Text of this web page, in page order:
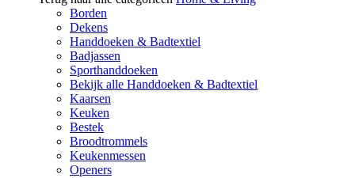
Borden
Dekens
Handdoeken & Badtextiel
Badjassen
Sporthanddoeken
Bekijk alle Handdoeken & Badtextiel
Kaarsen
Keuken
Bestek
Broodtrommels
Keukenmessen
Openers